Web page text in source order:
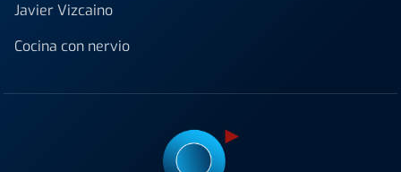
Javier Vizcaino
Cocina con nervio